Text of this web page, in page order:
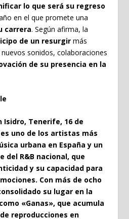
lo que será su regreso
en el que promete una
carrera. Según afirma, la
de un resurgir más
sonidos, colaboraciones
de su presencia en la
Isidro, Tenerife, 16 de
uno de los artistas más
urbana en España y un
R&B nacional, que
y su capacidad para
Con más de ocho
su lugar en la
«Ganas», que acumula
reproducciones en